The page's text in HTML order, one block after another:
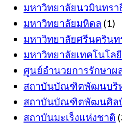
มหาวิทยาลัยนวมินทรา
มหาวิทยาลัยมหิดล (1)
มหาวิทยาลัยศรีนคริน
มหาวิทยาลัยเทคโนโล
ศูนย์อำนวยการรักษาผ
สถาบันบัณฑิตพัฒนบริ
สถาบันบัณฑิตพัฒนศิล
สถาบันมะเร็งแห่งชาติ